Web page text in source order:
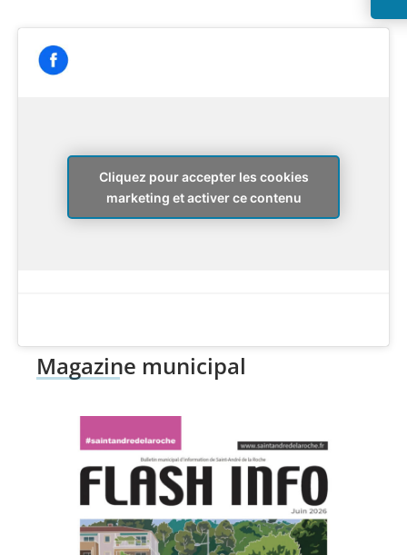
Cliquez pour accepter les cookies
marketing et activer ce contenu
Magazine municipal